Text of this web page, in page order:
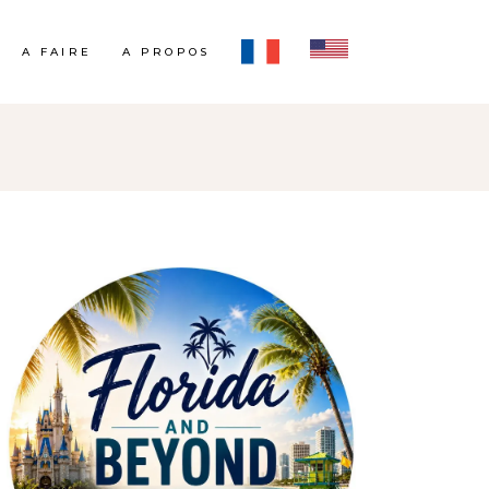
A FAIRE A PROPOS